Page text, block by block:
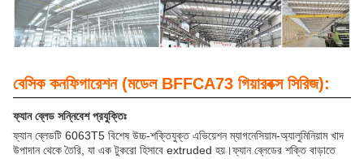
বেসিক কনফিগারেশন (মডেল BFFCA73 গিয়ারবক্স সিরিজ):
ফ্যান ব্লেড সন্নিবেশ প্রযুক্তিঃ
ফ্যান ব্লেডটি 6063T5 বিশেষ উচ্চ-শক্তিযুক্ত এভিয়েশন ম্যাগনেসিয়াম-অ্যালুমিনিয়াম খাদ
উপাদান থেকে তৈরি, যা এক টুকরো হিসাবে extruded হয়।ফ্যান ব্লেডের শক্তি বাড়াতে